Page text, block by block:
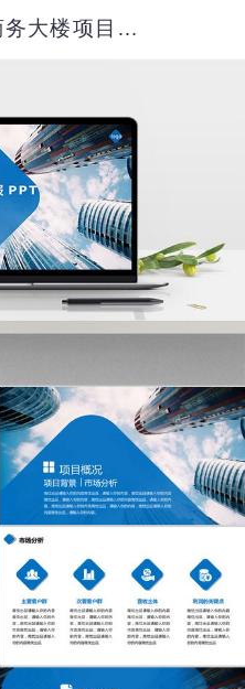
天蓝色简约风商务大楼项目融资汇报PPT模板